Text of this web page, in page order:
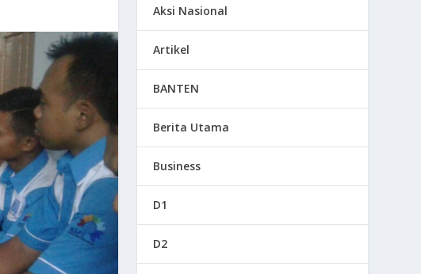
Aksi Nasional
Artikel
BANTEN
Berita Utama
Business
D1
D2